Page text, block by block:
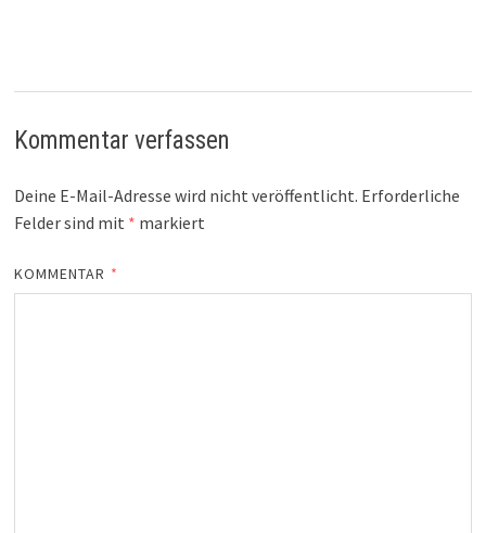
Kommentar verfassen
Deine E-Mail-Adresse wird nicht veröffentlicht. Erforderliche
Felder sind mit * markiert
KOMMENTAR *